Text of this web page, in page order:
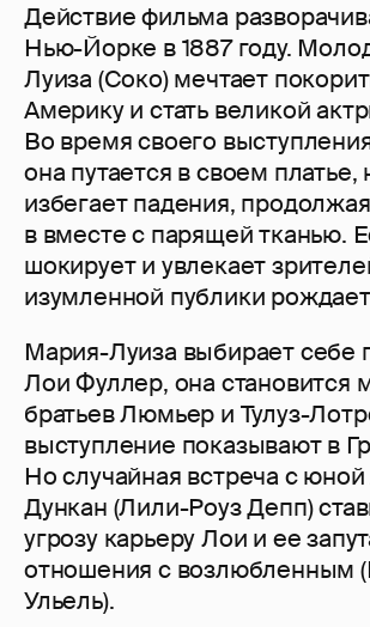
Действие фильма
Нью-Йорке в 1887 году.
Луиза (Соко) мечтает
Америку и стать великой
Во время своего
она путается в своем платье,
избегает падения,
в вместе с парящей тканью.
шокирует и увлекает
изумленной публики
Мария-Луиза выбирает себе
Лои Фуллер, она становится
братьев Люмьер и Тулуз-
выступление показывают в
Но случайная встреча с
Дункан (Лили-Роуз Депп)
угрозу карьеру Лои и ее
отношения с возлюбленным
Ульель).